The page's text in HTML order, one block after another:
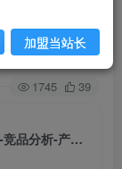
关注 私信
1745 39
（5565期）品牌-营销数据分析课，行业洞察-竞品分析-产品开发-爆品打造
加盟当站长